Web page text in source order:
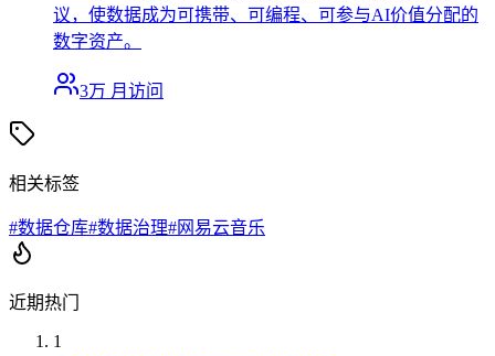
议，使数据成为可携带、可编程、可参与AI价值分配的
数字资产。
3万 月访问
相关标签
#数据仓库#数据治理#网易云音乐
近期热门
1